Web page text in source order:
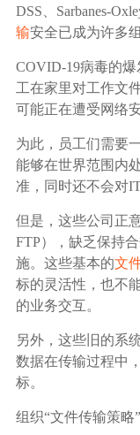
IT互联网行业
影视制作业
DSS、Sarbanes-
输安全已成为许多
COVID-19病毒的
工在家里对工作文
可能正在遭受网络
为此，员工们需要
能够在世界范围内
准，同时还不会对
但是，这些公司正
FTP），缺乏保持
施。这些基本的文
标的灵活性，也不
的业务交互。
另外，这些旧的系
数据在传输过程中
标。
组织“文件传输策略